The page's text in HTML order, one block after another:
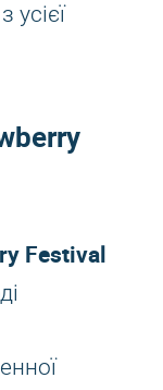
усієї
Festival